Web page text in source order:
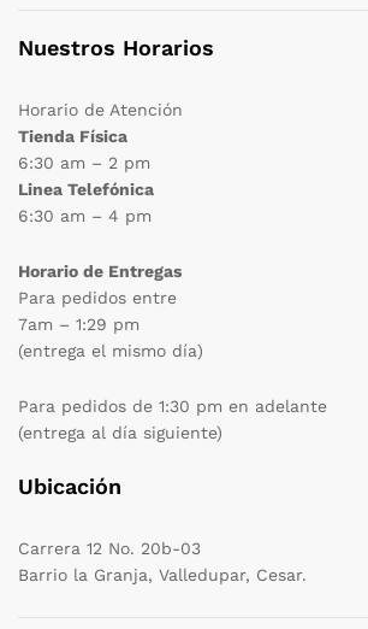
Nuestros Horarios
Horario de Atención
Tienda Física
6:30 am – 2 pm
Linea Telefónica
6:30 am – 4 pm
Horario de Entregas
Para pedidos entre
7am – 1:29 pm
(entrega el mismo día)
Para pedidos de 1:30 pm en adelante
(entrega al día siguiente)
Ubicación
Carrera 12 No. 20b-03
Barrio la Granja, Valledupar, Cesar.